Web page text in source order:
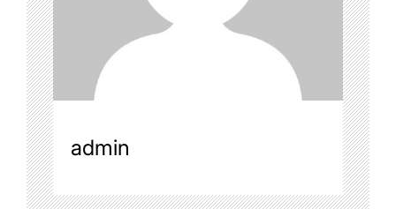
admin